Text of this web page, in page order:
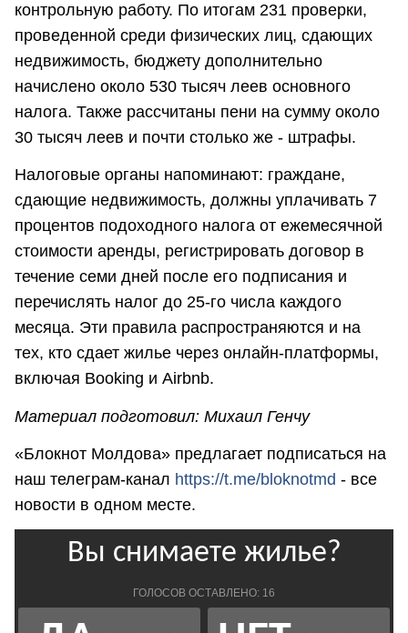
контрольную работу. По итогам 231 проверки,
проведенной среди физических лиц, сдающих
недвижимость, бюджету дополнительно
начислено около 530 тысяч леев основного
налога. Также рассчитаны пени на сумму около
30 тысяч леев и почти столько же - штрафы.
Налоговые органы напоминают: граждане,
сдающие недвижимость, должны уплачивать 7
процентов подоходного налога от ежемесячной
стоимости аренды, регистрировать договор в
течение семи дней после его подписания и
перечислять налог до 25-го числа каждого
месяца. Эти правила распространяются и на
тех, кто сдает жилье через онлайн-платформы,
включая Booking и Airbnb.
Материал подготовил: Михаил Генчу
«Блокнот Молдова» предлагает подписаться на
наш телеграм-канал https://t.me/bloknotmd - все
новости в одном месте.